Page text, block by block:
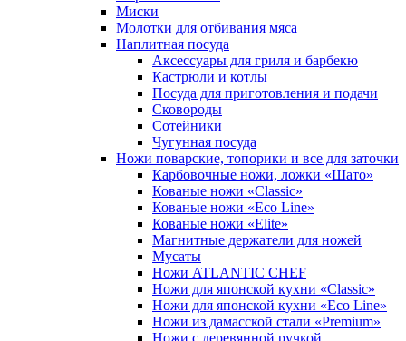
Миски
Молотки для отбивания мяса
Наплитная посуда
Аксессуары для гриля и барбекю
Кастрюли и котлы
Посуда для приготовления и подачи
Сковороды
Сотейники
Чугунная посуда
Ножи поварские, топорики и все для заточки
Карбовочные ножи, ложки «Шато»
Кованые ножи «Classic»
Кованые ножи «Eco Line»
Кованые ножи «Elite»
Магнитные держатели для ножей
Мусаты
Ножи ATLANTIC CHEF
Ножи для японской кухни «Classic»
Ножи для японской кухни «Eco Line»
Ножи из дамасской стали «Premium»
Ножи с деревянной ручкой